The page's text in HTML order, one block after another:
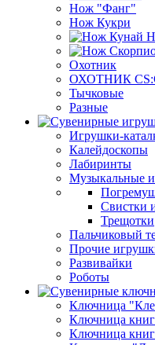
Нож "Фанг"
Нож Кукри
Охотник
ОХОТНИК
Тычковые
Разные
Игрушки-
Калейдоскопы
Лабиринты
Музыкальные
Свистки
Трещотки
Пальчиковый
Прочие
Развивайки
Роботы
Ключница
Ключница
Ключница